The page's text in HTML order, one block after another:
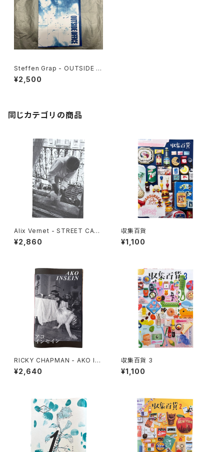
Steffen Grap - OUTSIDE O
FFICE
¥2,500
同じカテゴリの商品
Alix Vernet - STREET CAS
TS
¥2,860
収集百貨
¥1,100
RICKY CHAPMAN - AKO IN
SEIN
¥2,640
収集百貨 3
¥1,100